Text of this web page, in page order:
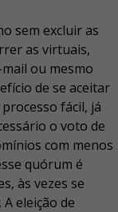
sem excluir as
as virtuais,
ou mesmo
de se aceitar
fácil, já
o voto de
com menos
quórum é
às vezes se
eleição de